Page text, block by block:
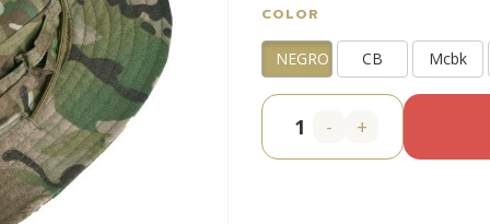
COLOR
NEGRO CB Mcbk
- +